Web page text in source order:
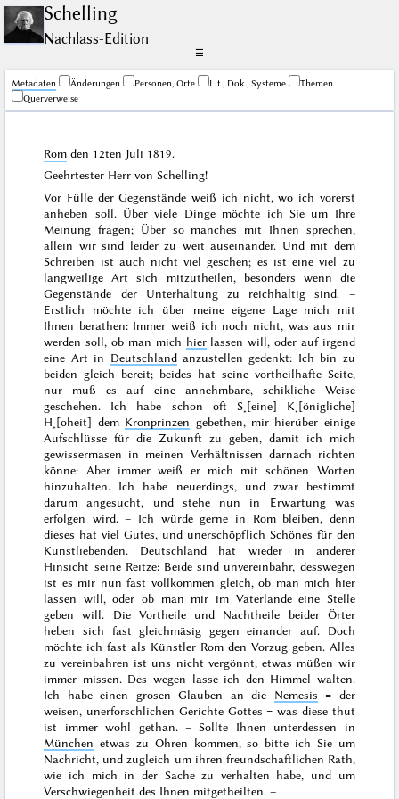
Schelling
Nachlass-Edition
☰
Me­ta­da­ten Änderungen Personen, Orte Lit., Dok., Systeme
Themen
Querverweise
Rom den 12ten Juli 1819.
Geehrtester Herr von Schelling!
Vor Fülle der Gegenstände weiß ich nicht, wo ich vorerst
anheben soll. Über viele Dinge möchte ich Sie um Ihre
Meinung fragen; Über so manches mit Ihnen sprechen,
allein wir sind leider zu weit auseinander. Und mit dem
Schreiben ist auch nicht viel geschen; es ist eine viel zu
langweilige Art sich mitzutheilen, besonders wenn die
Gegenstände der Unterhaltung zu reichhaltig sind. –
Erstlich möchte ich über meine eigene Lage mich mit
Ihnen berathen: Immer weiß ich noch nicht, was aus mir
werden soll, ob man mich hierlassen will, oder auf irgend
eine Art in Deutschlandanzustellen gedenkt: Ich bin zu
beiden gleich bereit; beides hat seine vortheilhafte Seite,
nur muß es auf eine annehmbare, schikliche Weise
geschehen. Ich habe schon oft S˖[eine] K˖[önigliche]
H˖[oheit] dem Kronprinzen gebethen, mir hierüber einige
Aufschlüsse für die Zukunft zu geben, damit ich mich
gewissermasen in meinen Verhältnissen darnach richten
könne: Aber immer weiß er mich mit schönen Worten
hinzuhalten. Ich habe neuerdings, und zwar bestimmt
darum angesucht, und stehe nun in Erwartung was
erfolgen wird. – Ich würde gerne in Rom bleiben, denn
dieses hat viel Gutes, und unerschöpflich Schönes für den
Kunstliebenden. Deutschland hat wieder in anderer
Hinsicht seine Reitze: Beide sind unvereinbahr, desswegen
ist es mir nun fast vollkommen gleich, ob man mich hier
lassen will, oder ob man mir im Vaterlande eine Stelle
geben will. Die Vortheile und Nachtheile beider Örter
heben sich fast gleichmäsig gegen einander auf. Doch
möchte ich fast als Künstler Rom den Vorzug geben. Alles
zu vereinbahren ist uns nicht vergönnt, etwas müßen wir
immer missen. Des wegen lasse ich den Himmel walten.
Ich habe einen grosen Glauben an die Nemesis = der
weisen, unerforschlichen Gerichte Gottes = was diese thut
ist immer wohl gethan. – Sollte Ihnen unterdessen in
München etwas zu Ohren kommen, so bitte ich Sie um
Nachricht, und zugleich um ihren freundschaftlichen Rath,
wie ich mich in der Sache zu verhalten habe, und um
Verschwiegenheit des Ihnen mitgetheilten. –